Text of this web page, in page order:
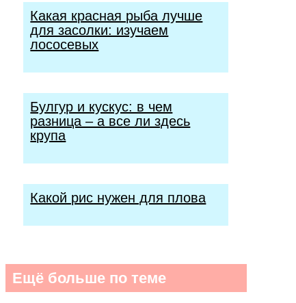
Какая красная рыба лучше
для засолки: изучаем
лососевых
Булгур и кускус: в чем
разница – а все ли здесь
крупа
Какой рис нужен для плова
Ещё больше по теме